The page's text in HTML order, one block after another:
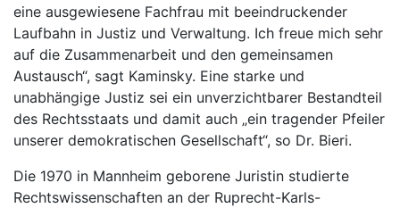
eine ausgewiesene Fachfrau mit beeindruckender
Laufbahn in Justiz und Verwaltung. Ich freue mich sehr
auf die Zusammenarbeit und den gemeinsamen
Austausch“, sagt Kaminsky. Eine starke und
unabhängige Justiz sei ein unverzichtbarer Bestandteil
des Rechtsstaats und damit auch „ein tragender Pfeiler
unserer demokratischen Gesellschaft“, so Dr. Bieri.
Die 1970 in Mannheim geborene Juristin studierte
Rechtswissenschaften an der Ruprecht-Karls-